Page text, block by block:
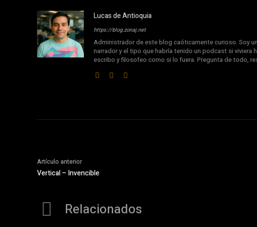
Lucas de Antioquia
https://blog.zonaj.net
Administrador de este blog caóticamente curioso. Soy
narrador y el tipo que habría tenido un podcast si viviera
escribo y filosofeo como si lo fuera. Pregunta de todo,
Artículo anterior
Vertical – Invencible
Relacionados